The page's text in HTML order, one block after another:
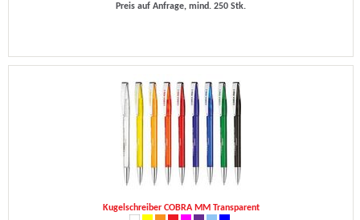
Preis auf Anfrage, mind. 250 Stk.
Kugelschreiber COBRA MM Transparent